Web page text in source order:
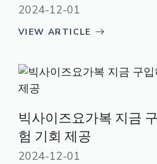
2024-12-01
VIEW ARTICLE
빅사이즈요가복 지금
험 기회 제공
2024-12-01